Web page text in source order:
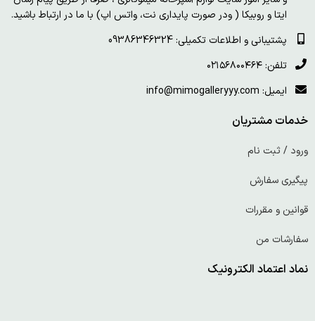
ایتا و روبیکا ( ودر صورت پایداری نت، واتس اپ) با ما در ارتباط باشید.
پشتیبانی و اطلاعات تکمیلی: 09386346324
تلفن: ۰۲۱۵۶۸۰۰۴۶۴
ایمیل: info@mimogalleryyy.com
خدمات مشتریان
ورود / ثبت نام
پیگیری سفارش
قوانین و مقررات
سفارشات من
نماد اعتماد الکترونیک